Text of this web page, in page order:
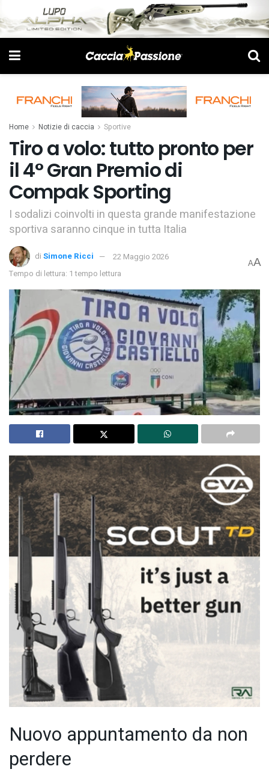
Home Notizie di caccia Sportive
Tiro a volo: tutto pronto per
il 4° Gran Premio di
Compak Sporting
I sodalizi coinvolti in questa grande manifestazione
sportiva saranno cinque in tutta Italia
di Simone Ricci
22 Maggio 2026
Tempo di lettura: 1 tempo lettura
AA
Nuovo appuntamento da non
perdere